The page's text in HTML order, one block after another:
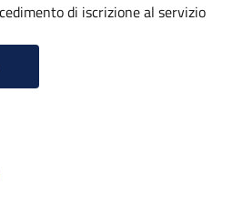
di iscrizione al servizio